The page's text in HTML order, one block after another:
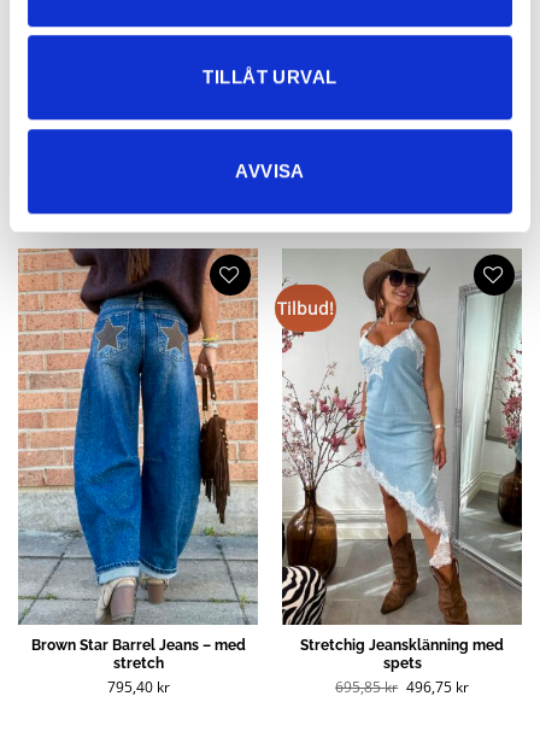
TILLÅT URVAL
AVVISA
NYHETER
Brown Star Barrel Jeans – med
stretch
795,40 kr
Tilbud!
Stretchig Jeansklänning med
spets
695,85kr Opprinnelig
pris
496,75 kr